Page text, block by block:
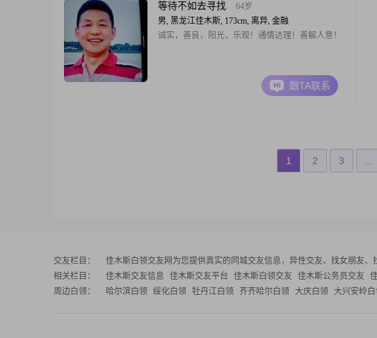
等待不如去寻找
64岁
男, 黑龙江佳木斯, 173cm, 离异, 金融
诚实，善良，阳光，乐观！通情达理！善解人意！
跟TA联系
1 2 3
交友栏目： 佳木斯白领交友网 为您提供真实的同城交友信息，异性交友、找女朋友
相关栏目：
佳木斯交友信息 佳木斯交友平台 佳木斯白领交友 佳木斯公务员交友
周边白领：
哈尔滨白领 绥化白领 牡丹江白领 齐齐哈尔白领 大庆白领 大兴安岭白